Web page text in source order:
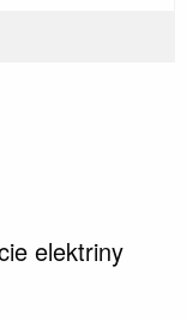
elektriny